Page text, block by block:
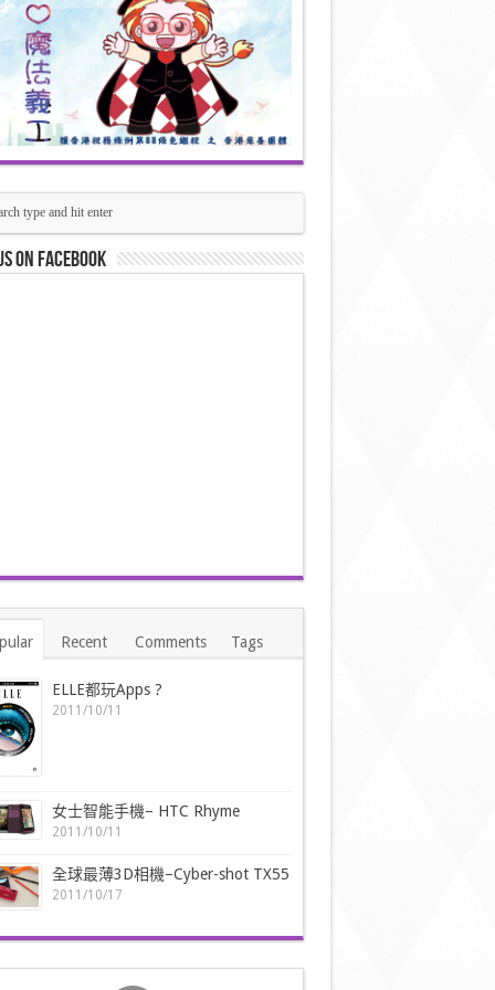
on Facebook
Recent Comments Tags
ELLE都玩Apps ?
2011/10/11
女士智能手機– HTC Rhyme
2011/10/11
全球最薄3D相機–Cyber-shot TX55
2011/10/17